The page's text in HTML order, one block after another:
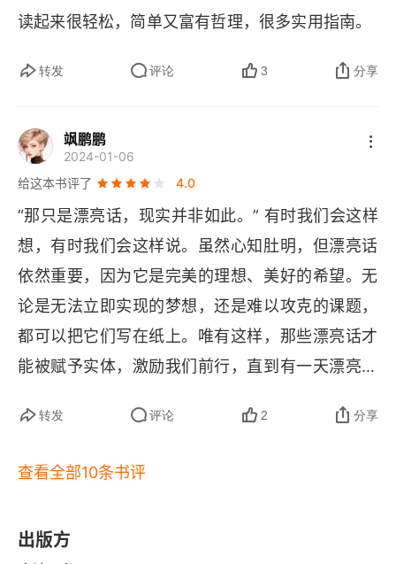
023 从倒计时开始。
024 不说“姑且这样”。
026 警惕集体意识。
027 销售自己。
028 认真的前提是积极。
029 不排斥数字。
030 不躲避重任。
031 不要说“做不到”。
032 不给自己设限。
035 小心一石二鸟。
我们只看到水面之上简单的部分，却忽略了水下支
件，从容的时间和从容的心态。想把事做好，秘诀
有用时间和耐心小火慢炖的汤，才能煲出食材最深
层的醇厚滋味和营养。就像种花，园丁每天浇水施
肥，但不能急着把花苞掰开，必须等待它自然绽
放，才会最美。像开车遇红灯，与其焦躁地猛踩油
门然后急刹，不如平稳减速，停下休息几十秒，反
而能让接下来的旅程更安全、顺畅。3. 唯有不怕失
败、积极挑战，才能习得、深入、拓展、催生出新
意。想学新东西、有进步，就别怕搞砸。多试试，
才会有新点子。没有一个孩子是不摔跤就学会走路
完美的。都是经过无数次测试、收集用户反馈、在
败都是排除了一个错误选项，从而更接近最终的正
读起来很轻松，简单又富有哲理，很多实用指南。
转发 评论 3 分享
飒鹏鹏
2024-01-06
给这本书评了
4.0
“那只是漂亮话，现实并非如此。” 有时我们会这样
想，有时我们会这样说。虽然心知肚明，但漂亮话
依然重要，因为它是完美的理想、美好的希望。无
论是无法立即实现的梦想，还是难以攻克的课题，
都可以把它们写在纸上。唯有这样，那些漂亮话才
能被赋予实体，激励我们前行，直到有一天漂亮话
转发 评论 2 分享
查看全部10条书评
出版方